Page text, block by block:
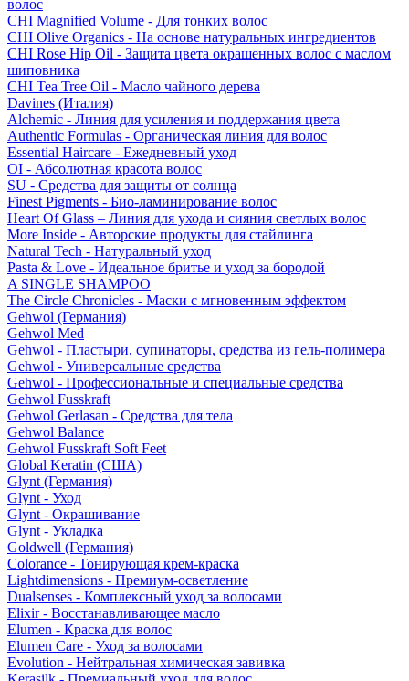
волос
CHI Magnified Volume - Для тонких волос
CHI Olive Organics - На основе натуральных ингредиентов
CHI Rose Hip Oil - Защита цвета окрашенных волос с маслом
шиповника
CHI Tea Tree Oil - Масло чайного дерева
Davines (Италия)
Alchemic - Линия для усиления и поддержания цвета
Authentic Formulas - Органическая линия для волос
Essential Haircare - Eжедневный уход
OI - Абсолютная красота волос
SU - Средства для защиты от солнца
Finest Pigments - Био-ламинирование волос
Heart Of Glass – Линия для ухода и сияния светлых волос
More Inside - Авторские продукты для стайлинга
Natural Tech - Натуральный уход
Pasta & Love - Идеальное бритье и уход за бородой
A SINGLE SHAMPOO
The Circle Chronicles - Маски с мгновенным эффектом
Gehwol (Германия)
Gehwol Med
Gehwol - Пластыри, супинаторы, средства из гель-полимера
Gehwol - Универсальные средства
Gehwol - Профессиональные и специальные средства
Gehwol Fusskraft
Gehwol Gerlasan - Средства для тела
Gehwol Balance
Gehwol Fusskraft Soft Feet
Global Keratin (США)
Glynt (Германия)
Glynt - Уход
Glynt - Окрашивание
Glynt - Укладка
Goldwell (Германия)
Colorance - Тонирующая крем-краска
Lightdimensions - Премиум-осветление
Dualsenses - Комплексный уход за волосами
Elixir - Восстанавливающее масло
Elumen - Краска для волос
Elumen Care - Уход за волосами
Evolution - Нейтральная химическая завивка